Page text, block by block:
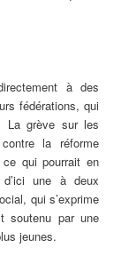
à des
fédérations, qui
La grève sur les
la réforme
qui pourrait en
une à deux
qui s’exprime
soutenu par une
jeunes.